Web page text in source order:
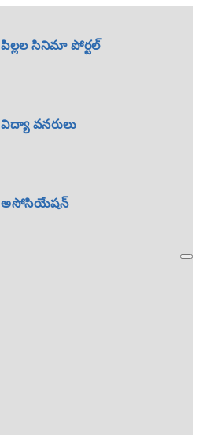
పిల్లల సినిమా పోర్టల్
విద్యా వనరులు
అసోసియేషన్